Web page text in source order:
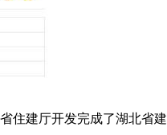
建厅开发完成了湖北